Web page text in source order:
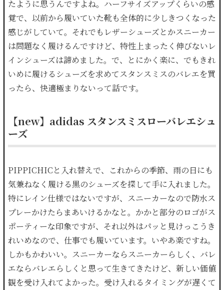
たように思うんですよね。ハーフサイズアップくらいの感
覚で、以前から履いていた靴も全体的に少しきつくなった
感じがしていて。それでもレザーシューズとかスニーカー
は問題なく履けるんですけど、特性上まったく伸びないレ
インシューズは諦めました。で、とにかく楽に、でもきれ
いめに履けるシューズを求めてスタンスミスのバレエを買
ったら、快適極まりないって話です。
【new】adidas スタンスミスローバレエシュ
ーズ
PIPPICHICと入れ替えで、これからの季節、雨の日にも
気兼ねなく履ける黒のシューズを探して手に入れました。
特にレイン仕様ではないですが、スニーカーなので防水ス
プレーかけたらまあいけるかなと。かかと部分のロゴがス
ポーティーな印象ですが、それ以外はパッと見けっこうき
れいめなので、仕事でも履いています。いやあ楽ですね。
しかもかわいい。スニーカーならスニーカーらしく、バレ
エならバレエらしくと思って生きてきたけど、新しい価値
観を受け入れてよかった。受け入れるタイミングが遅くて